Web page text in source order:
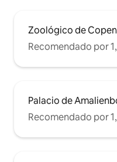
Zoológico de
Recomendado por
Palacio de
Recomendado por